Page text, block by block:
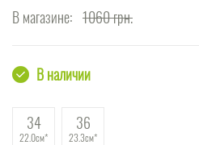
В магазине: 1060грн.
В наличии
34
22.0см
36
23.3см